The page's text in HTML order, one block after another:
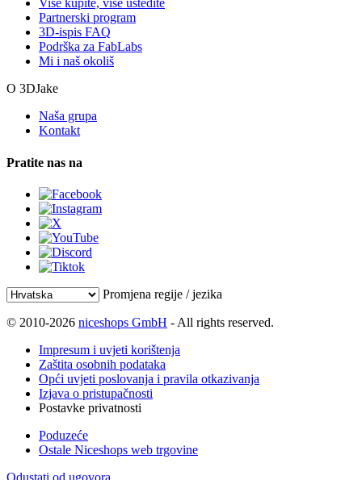
Više kupite, više uštedite
Partnerski program
3D-ispis FAQ
Podrška za FabLabs
Mi i naš okoliš
O 3DJake
Naša grupa
Kontakt
Pratite nas na
Promjena regije / jezika
© 2010-2026 niceshops GmbH - All rights reserved.
Impresum i uvjeti korištenja
Zaštita osobnih podataka
Opći uvjeti poslovanja i pravila otkazivanja
Izjava o pristupačnosti
Postavke privatnosti
Poduzeće
Ostale Niceshops web trgovine
Odustati od ugovora